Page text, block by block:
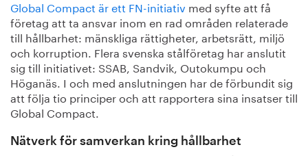
Global Compact är ett FN-initiativ med syfte att få
företag att ta ansvar inom en rad områden relaterade
till hållbarhet: mänskliga rättigheter, arbetsrätt, miljö
och korruption. Flera svenska stålföretag har anslutit
sig till initiativet: SSAB, Sandvik, Outokumpu och
Höganäs. I och med anslutningen har de förbundit sig
att följa tio principer och att rapportera sina insatser till
Global Compact.
Nätverk för samverkan kring hållbarhet